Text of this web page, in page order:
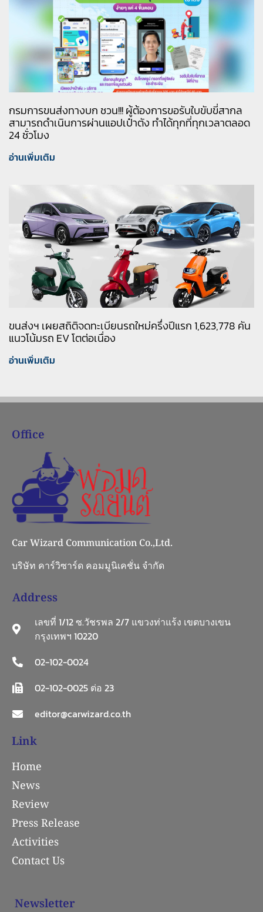
กรมการขนส่งทางบก ชวน!!! ผู้ต้องการขอรับใบขับขี่สากล
สามารถดำเนินการผ่านแอปเป๋าตัง ทำได้ทุกที่ทุกเวลาตลอด
24 ชั่วโมง
อ่านเพิ่มเติม
ขนส่งฯ เผยสถิติจดทะเบียนรถใหม่ครึ่งปีแรก 1,623,778‬ คัน
แนวโน้มรถ EV โตต่อเนื่อง
อ่านเพิ่มเติม
Office
Car Wizard Communication Co.,Ltd.
บริษัท คาร์วิซาร์ด คอมมูนิเคชั่น จำกัด
Address
เลขที่ 1/12 ซ.วัชรพล 2/7 แขวงท่าแร้ง เขตบางเขน
กรุงเทพฯ 10220
02-102-0024
02-102-0025 ต่อ 23
editor@carwizard.co.th
Link
Home
News
Review
Press Release
Activities
Contact Us
Newsletter